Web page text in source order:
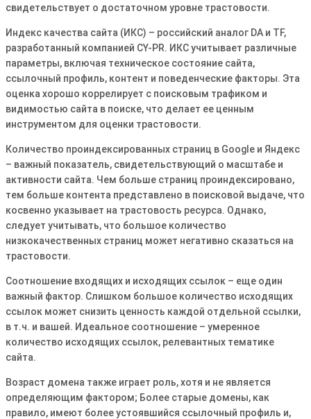
свидетельствует о достаточном уровне трастовости․
Индекс качества сайта (ИКС) – российский аналог DA и TF,
разработанный компанией CY-PR․ ИКС учитывает различные
параметры, включая техническое состояние сайта,
ссылочный профиль, контент и поведенческие факторы․ Эта
оценка хорошо коррелирует с поисковым трафиком и
видимостью сайта в поиске, что делает ее ценным
инструментом для оценки трастовости․
Количество проиндексированных страниц в Google и Яндекс
– важный показатель, свидетельствующий о масштабе и
активности сайта․ Чем больше страниц проиндексировано,
тем больше контента представлено в поисковой выдаче, что
косвенно указывает на трастовость ресурса․ Однако,
следует учитывать, что большое количество
низкокачественных страниц может негативно сказаться на
трастовости․
Соотношение входящих и исходящих ссылок – еще один
важный фактор․ Слишком большое количество исходящих
ссылок может снизить ценность каждой отдельной ссылки,
в т․ч․ и вашей․ Идеальное соотношение – умеренное
количество исходящих ссылок, релевантных тематике
сайта․
Возраст домена также играет роль, хотя и не является
определяющим фактором; Более старые домены, как
правило, имеют более устоявшийся ссылочный профиль и,